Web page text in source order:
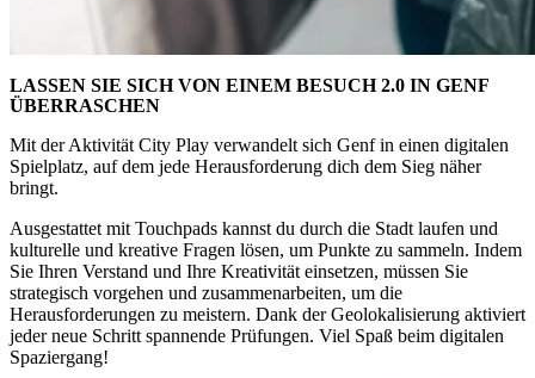
LASSEN SIE SICH VON EINEM BESUCH 2.0 IN GENF
ÜBERRASCHEN
Mit der Aktivität City Play verwandelt sich Genf in einen digitalen
Spielplatz, auf dem jede Herausforderung dich dem Sieg näher
bringt.
Ausgestattet mit Touchpads kannst du durch die Stadt laufen und
kulturelle und kreative Fragen lösen, um Punkte zu sammeln. Indem
Sie Ihren Verstand und Ihre Kreativität einsetzen, müssen Sie
strategisch vorgehen und zusammenarbeiten, um die
Herausforderungen zu meistern. Dank der Geolokalisierung aktiviert
jeder neue Schritt spannende Prüfungen. Viel Spaß beim digitalen
Spaziergang!